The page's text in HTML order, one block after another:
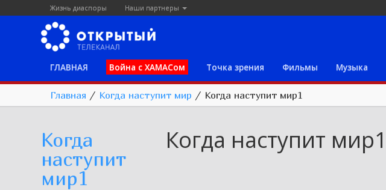
Жизнь диаспоры Наши партнеры
ГЛАВНАЯ Война с ХАМАСом Точка зрения Фильмы Музыка
Главная / Когда наступит мир / Когда наступит мир1
Когда
наступит
мир1
Когда наступит мир1